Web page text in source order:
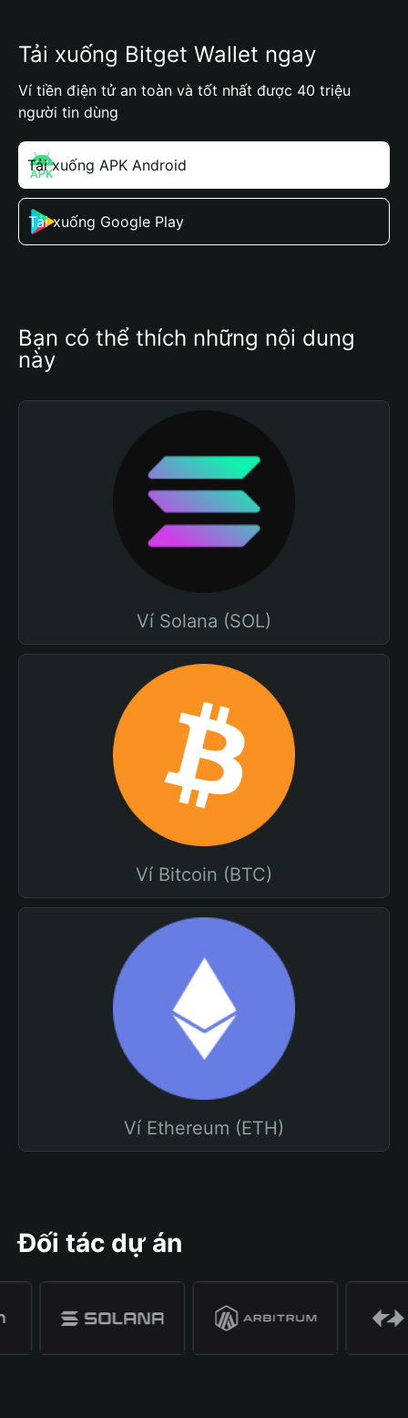
Tải xuống Bitget Wallet ngay
Ví tiền điện tử an toàn và tốt nhất được 40 triệu
người tin dùng
Tải xuống APK Android
Tải xuống Google Play
Bạn có thể thích những nội dung
này
Ví Solana (SOL)
Ví Bitcoin (BTC)
Ví Ethereum (ETH)
Đối tác dự án